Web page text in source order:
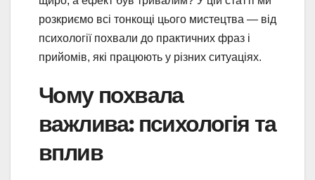
розкриємо всі тонкощі цього мистецтва — від
психології похвали до практичних фраз і
прийомів, які працюють у різних ситуаціях.
Чому похвала
важлива: психологія та
вплив